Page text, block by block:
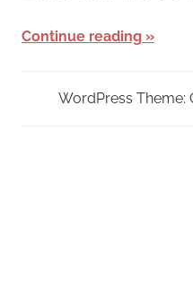
Continue reading
WordPress Theme: